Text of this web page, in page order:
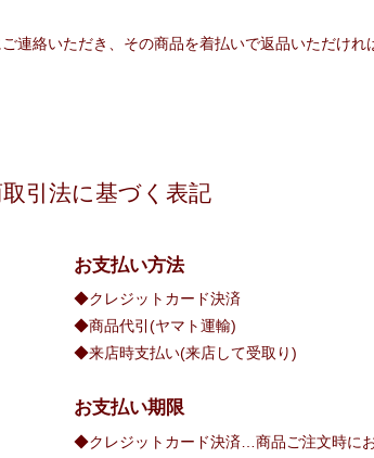
連絡いただき、その商品を着払いで返品いただけれ
引法に基づく表記
お支払い方法
◆クレジットカード決済
◆商品代引(ヤマト運輸)
◆来店時支払い(来店して受取り)
お支払い期限
◆クレジットカード決済…商品ご注文時にお